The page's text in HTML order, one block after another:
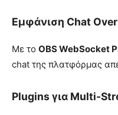
Εμφάνιση Chat
Με το OBS WebSocket
chat της πλατφόρμας
Plugins για Multi-